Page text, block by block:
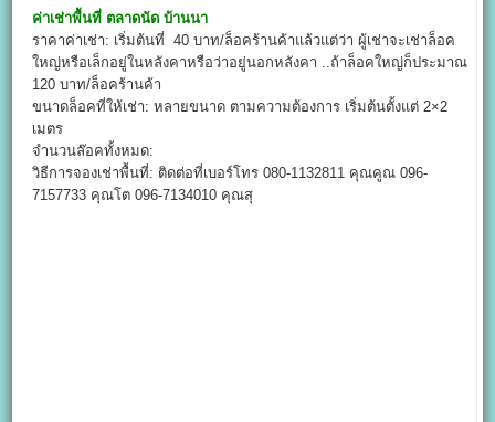
ค่าเช่าพื้นที่ ตลาดนัด บ้านนา
ราคาค่าเช่า: เริ่มต้นที่ 40 บาท/ล็อคร้านค้าแล้วแต่ว่า ผู้เช่าจะเช่าล็อค
ใหญ่หรือเล็กอยู่ในหลังคาหรือว่าอยู่นอกหลังคา ..ถ้าล็อคใหญ่ก็ประมาณ
120 บาท/ล็อคร้านค้า
ขนาดล็อคที่ให้เช่า: หลายขนาด ตามความต้องการ เริ่มต้นตั้งแต่ 2×2
เมตร
จำนวนล๊อคทั้งหมด:
วิธีการจองเช่าพื้นที่: ติดต่อที่เบอร์โทร 080-1132811 คุณคูณ 096-
7157733 คุณโต 096-7134010 คุณสุ